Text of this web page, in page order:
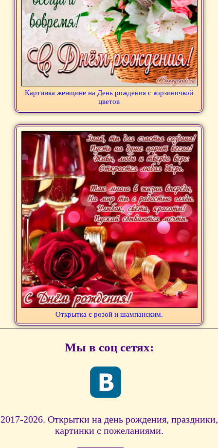
Картинка женщине на День рождения с корзиночкой
цветов
Открытка с розой и шампанским.
Мы в соц сетях:
2017-2026. Открытки на день рождения, праздники,
картинки с пожеланиями.